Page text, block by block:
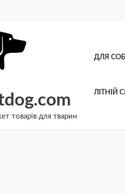
товарів для тварин
ДЛЯ
ЛІТНІЙ